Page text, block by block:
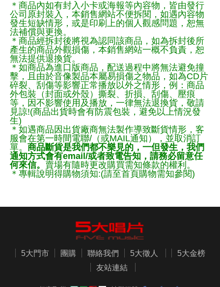
＊商品內如有封入小卡或海報等內容物，皆由發行
公司原封裝入，本銷售網站不便拆閱，如遇內容物
發生短缺情形，或是印刷上的個人觀感問題，恕無
法補償與更換。
＊商品經拆封後將視為認同該商品，如為拆封後所
產生的商品外觀損傷，本銷售網站一概不負責，恕
無法提供退換貨。
＊如商品為進口版商品，配送過程中將無法避免撞
擊，且由於音像製品本屬易損傷之物品，如為CD片
碎裂、刮傷等影響正常播放以外之情形，例：商品
外包裝（封面或外殼）撕裂、折損、刮傷、壓痕
等，因不影響使用及播放，一律無法退換貨，敬請
見諒!(商品出貨時會有防震包裝，避免以上情況發
生)
＊如遇商品因出貨廠商無法製作導致斷貨情形，客
服會在第一時間電聯/（或MAIL通知），並取消訂
單。 商品斷貨是我們都不樂見的，一但發生，我們
通知方式會有email/或者致電告知，請務必留意任
何來信。 賣場有隨時更改購買需知條款的權利。
＊專輯說明得購物須知:(請至首頁購物需知參閱)
5大門市 團購 聯絡我們 5大徵人
5大金榜
友站連結